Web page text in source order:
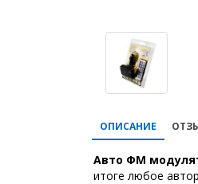
ОПИСАНИЕ
Авто ФМ
итоге любое